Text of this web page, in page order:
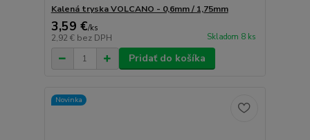
Kalená tryska VOLCANO - 0,6mm / 1,75mm
3,59 €/ks
2,92 € bez DPH Skladom 8 ks
Pridať do košíka
Novinka